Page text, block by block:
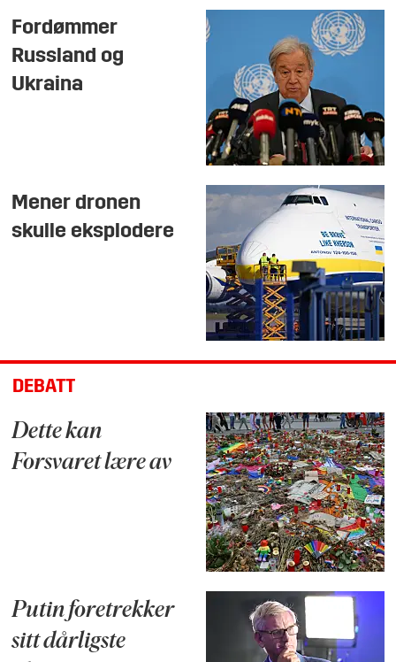
Fordømmer
Russland og
Ukraina
Mener dronen
skulle eksplodere
DEBATT
Dette kan
Forsvaret lære av
Putin foretrekker
sitt dårligste